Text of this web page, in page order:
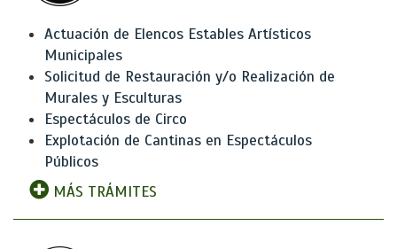
Actuación de Elencos Estables Artísticos
Municipales
Solicitud de Restauración y/o Realización de
Murales y Esculturas
Espectáculos de Circo
Explotación de Cantinas en Espectáculos
Públicos
MÁS TRÁMITES